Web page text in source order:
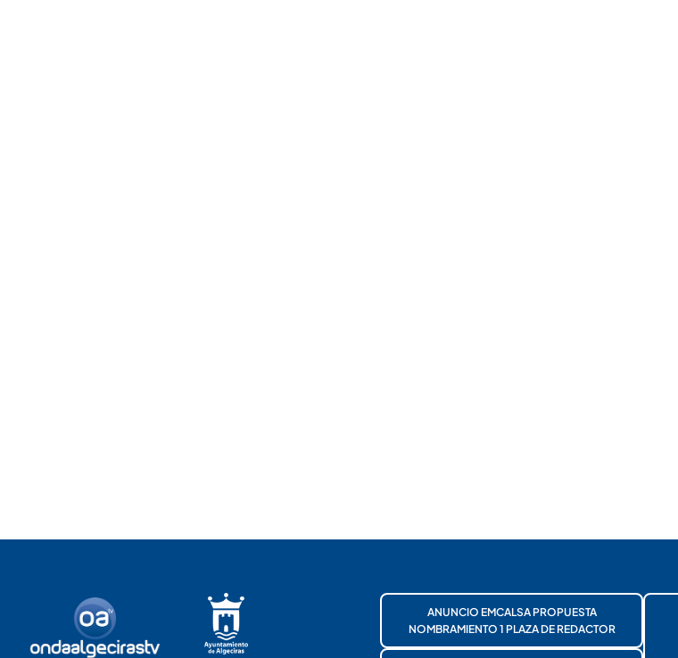
ANUNCIO EMCALSA PROPUESTA
NOMBRAMIENTO 1 PLAZA DE REDACTOR